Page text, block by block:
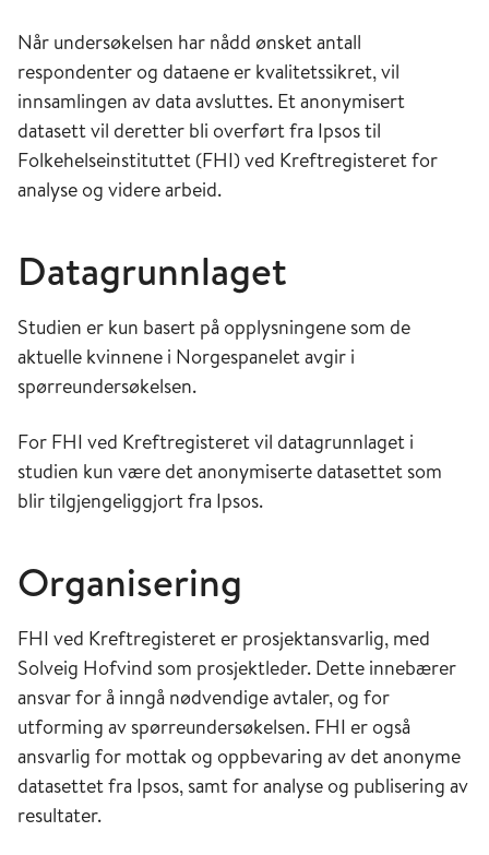
Når undersøkelsen har nådd ønsket antall
respondenter og dataene er kvalitetssikret, vil
innsamlingen av data avsluttes. Et anonymisert
datasett vil deretter bli overført fra Ipsos til
Folkehelseinstituttet (FHI) ved Kreftregisteret for
analyse og videre arbeid.
Datagrunnlaget
Studien er kun basert på opplysningene som de
aktuelle kvinnene i Norgespanelet avgir i
spørreundersøkelsen.
For FHI ved Kreftregisteret vil datagrunnlaget i
studien kun være det anonymiserte datasettet som
blir tilgjengeliggjort fra Ipsos.
Organisering
FHI ved Kreftregisteret er prosjektansvarlig, med
Solveig Hofvind som prosjektleder. Dette innebærer
ansvar for å inngå nødvendige avtaler, og for
utforming av spørreundersøkelsen. FHI er også
ansvarlig for mottak og oppbevaring av det anonyme
datasettet fra Ipsos, samt for analyse og publisering av
resultater.